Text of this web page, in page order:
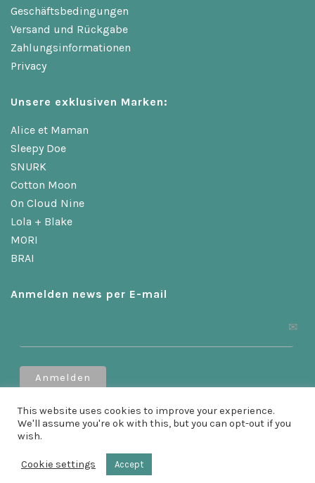
Geschäftsbedingungen
Versand und Rückgabe
Zahlungsinformationen
Privacy
Unsere exklusiven Marken:
Alice et Maman
Sleepy Doe
SNURK
Cotton Moon
On Cloud Nine
Lola + Blake
MORI
BRAI
Anmelden news per E-mail
Erhalten Sie 10 % Rabatt, wenn Sie sich anmelden!
This website uses cookies to improve your experience.
We'll assume you're ok with this, but you can opt-out if you
wish.
Cookie settings Accept